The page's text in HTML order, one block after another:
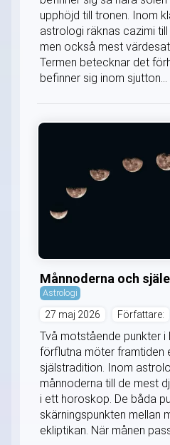
upphöjd till tronen. Inom
astrologi räknas cazimi
men också mest
Termen betecknar det
befinner sig inom sjutton...
Månnoderna och
Astrologi
27 maj 2026 Författare:
Två motstående punkter
förflutna möter framtiden
själstradition. Inom
månnoderna till de mest
i ett horoskop. De båda
skärningspunkten mellan
ekliptikan. När månen